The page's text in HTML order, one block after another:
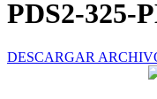
PDS2-325-
DESCARGAR